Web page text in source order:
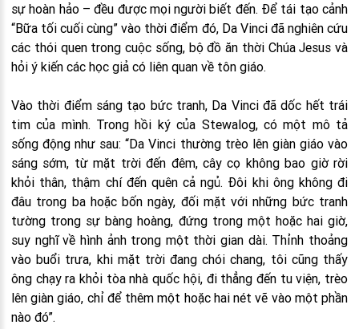
sự hoàn hảo – đều được mọi người biết đến. Để tái tạo cảnh
“Bữa tối cuối cùng” vào thời điểm đó, Da Vinci đã nghiên cứu
các thói quen trong cuộc sống, bộ đồ ăn thời Chúa Jesus và
hỏi ý kiến các học giả có liên quan về tôn giáo.
Vào thời điểm sáng tạo bức tranh, Da Vinci đã dốc hết trái
tim của mình. Trong hồi ký của Stewalog, có một mô tả
sống động như sau: “Da Vinci thường trèo lên giàn giáo vào
sáng sớm, từ mặt trời đến đêm, cây cọ không bao giờ rời
khỏi thân, thậm chí đến quên cả ngủ. Đôi khi ông không đi
đâu trong ba hoặc bốn ngày, đối mặt với những bức tranh
tường trong sự bàng hoàng, đứng trong một hoặc hai giờ,
suy nghĩ về hình ảnh trong một thời gian dài. Thỉnh thoảng
vào buổi trưa, khi mặt trời đang chói chang, tôi cũng thấy
ông chạy ra khỏi tòa nhà quốc hội, đi thẳng đến tu viện, trèo
lên giàn giáo, chỉ để thêm một hoặc hai nét vẽ vào một phần
nào đó”.